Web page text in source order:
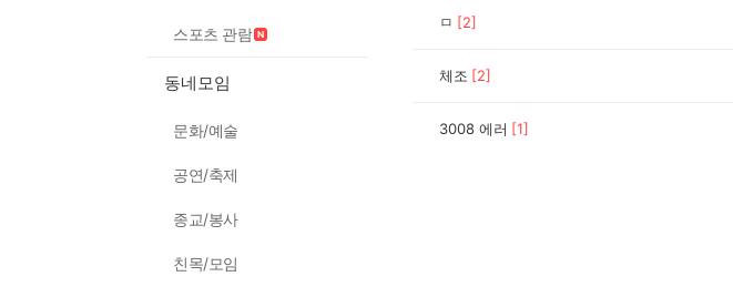
스포츠 관람
동네모임
문화/예술
공연/축제
종교/봉사
친목/모임
ㅁ [2]
체조 [2]
3008 에러 [1]